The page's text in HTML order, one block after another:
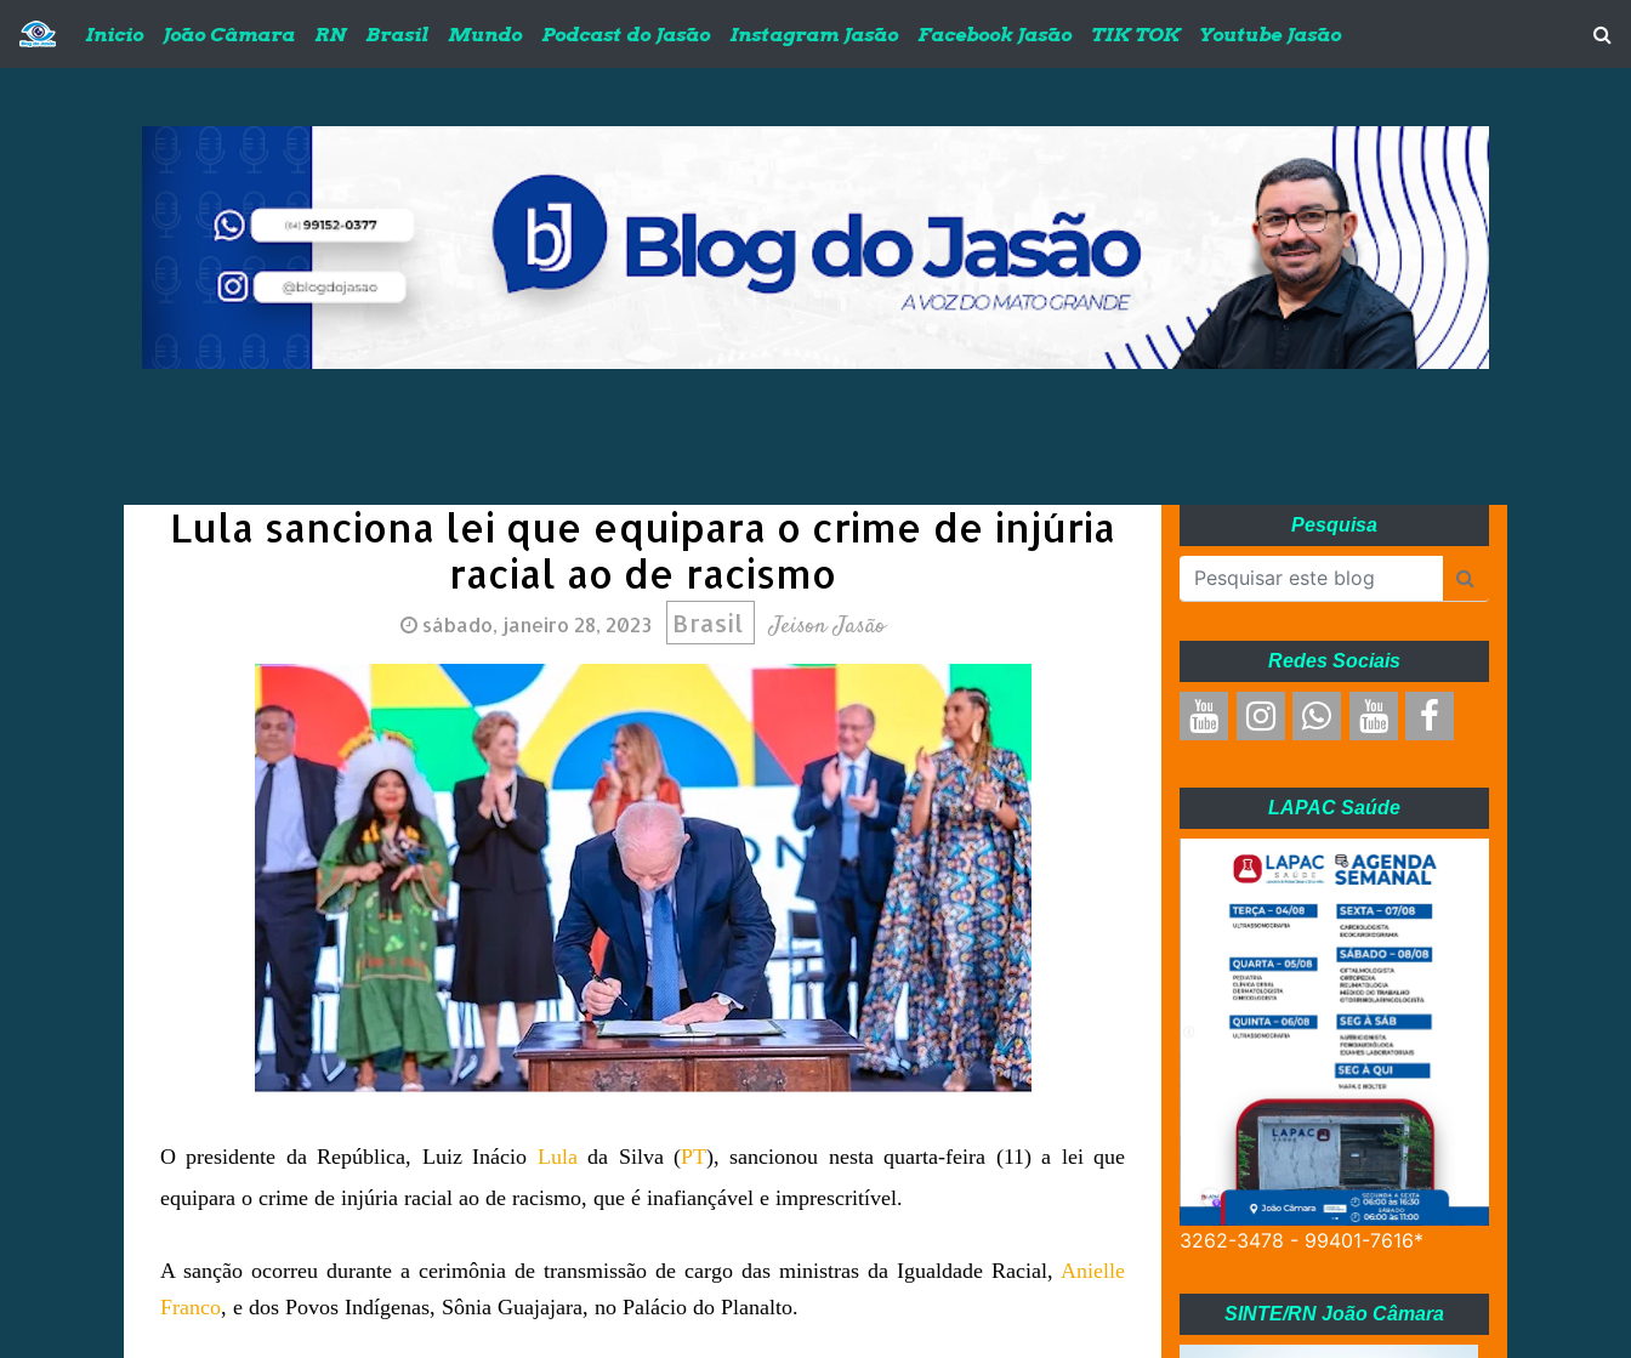
Inicio João Câmara RN Brasil Mundo Podcast do Jasão Instagram Jasão Facebook Jasão TIK TOK Youtube Jasão
Lula sanciona lei que equipara o crime de injúria
racial ao de racismo
sábado, janeiro 28, 2023 Brasil Jeison Jasão
O presidente da República, Luiz Inácio Lula da Silva (PT), sancionou nesta quarta-feira (11) a lei que
equipara o crime de injúria racial ao de racismo, que é inafiançável e imprescritível.
A sanção ocorreu durante a cerimônia de transmissão de cargo das ministras da Igualdade Racial, Anielle
Franco, e dos Povos Indígenas, Sônia Guajajara, no Palácio do Planalto.
Pesquisa
Redes Sociais
LAPAC Saúde
3262-3478 - 99401-7616*
SINTE/RN João Câmara